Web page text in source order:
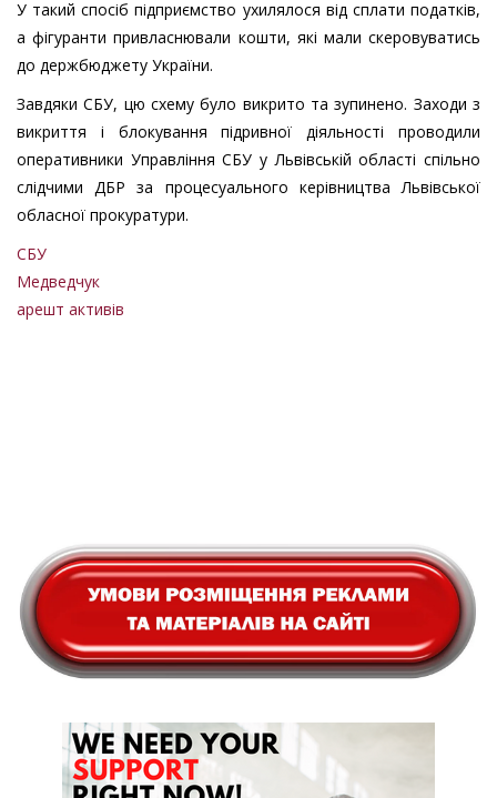
У такий спосіб підприємство ухилялося від сплати податків,
а фігуранти привласнювали кошти, які мали скеровуватись
до держбюджету України.
Завдяки СБУ, цю схему було викрито та зупинено. Заходи з
викриття і блокування підривної діяльності проводили
оперативники Управління СБУ у Львівській області спільно
слідчими ДБР за процесуального керівництва Львівської
обласної прокуратури.
СБУ
Медведчук
арешт активів